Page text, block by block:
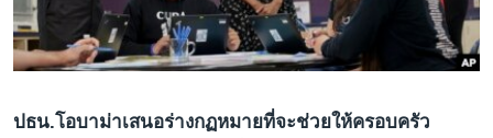
พอดคาสต์
ปธน.โอบาม่าเสนอร่างกฏหมายที่จะช่วยให้ครอบครัว